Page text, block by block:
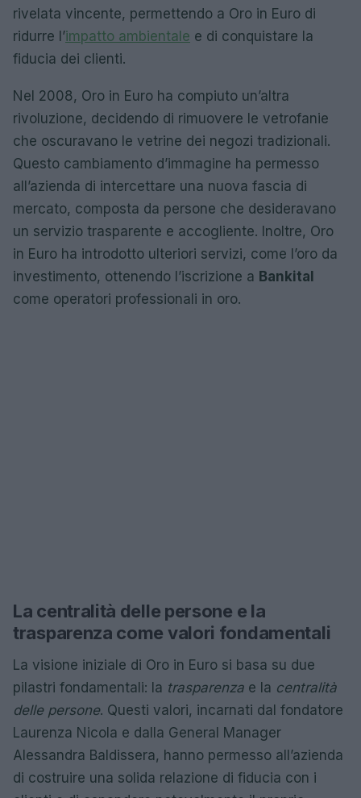
rivelata vincente, permettendo a Oro in Euro di
ridurre l’impatto ambientale e di conquistare la
fiducia dei clienti.
Nel 2008, Oro in Euro ha compiuto un’altra
rivoluzione, decidendo di rimuovere le vetrofanie
che oscuravano le vetrine dei negozi tradizionali.
Questo cambiamento d’immagine ha permesso
all’azienda di intercettare una nuova fascia di
mercato, composta da persone che desideravano
un servizio trasparente e accogliente. Inoltre, Oro
in Euro ha introdotto ulteriori servizi, come l’oro da
investimento, ottenendo l’iscrizione a Bankital
come operatori professionali in oro.
La centralità delle persone e la
trasparenza come valori fondamentali
La visione iniziale di Oro in Euro si basa su due
pilastri fondamentali: la trasparenza e la centralità
delle persone. Questi valori, incarnati dal fondatore
Laurenza Nicola e dalla General Manager
Alessandra Baldissera, hanno permesso all’azienda
di costruire una solida relazione di fiducia con i